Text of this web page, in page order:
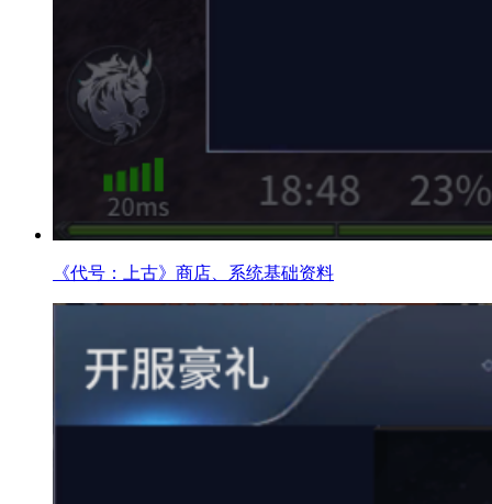
《代号：上古》商店、系统基础资料